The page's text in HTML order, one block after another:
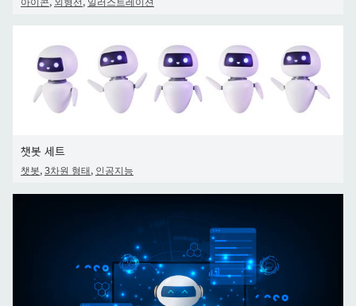
챗봇 세트
챗봇, 3차원 형태, 인공지능